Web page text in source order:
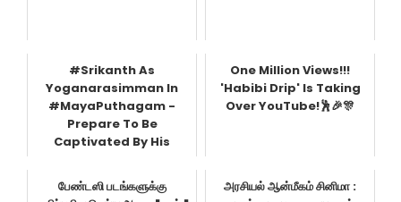
#Srikanth As
Yoganarasimman In
#MayaPuthagam -
Prepare To Be
Captivated By His
Fierce Determination!...
One Million Views!!!
'Habibi Drip' Is Taking
Over YouTube!🕺🎉🎊
பேண்டஸி படங்களுக்கு
அரசியல் ஆன்மீகம் சினிமா :